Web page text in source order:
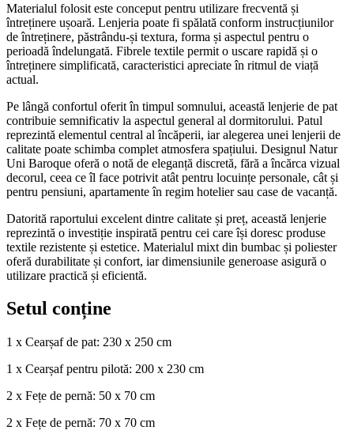
Materialul folosit este conceput pentru utilizare frecventă și
întreținere ușoară. Lenjeria poate fi spălată conform instrucțiunilor
de întreținere, păstrându-și textura, forma și aspectul pentru o
perioadă îndelungată. Fibrele textile permit o uscare rapidă și o
întreținere simplificată, caracteristici apreciate în ritmul de viață
actual.
Pe lângă confortul oferit în timpul somnului, această lenjerie de pat
contribuie semnificativ la aspectul general al dormitorului. Patul
reprezintă elementul central al încăperii, iar alegerea unei lenjerii de
calitate poate schimba complet atmosfera spațiului. Designul Natur
Uni Baroque oferă o notă de eleganță discretă, fără a încărca vizual
decorul, ceea ce îl face potrivit atât pentru locuințe personale, cât și
pentru pensiuni, apartamente în regim hotelier sau case de vacanță.
Datorită raportului excelent dintre calitate și preț, această lenjerie
reprezintă o investiție inspirată pentru cei care își doresc produse
textile rezistente și estetice. Materialul mixt din bumbac și poliester
oferă durabilitate și confort, iar dimensiunile generoase asigură o
utilizare practică și eficientă.
Setul conține
1 x Cearșaf de pat: 230 x 250 cm
1 x Cearșaf pentru pilotă: 200 x 230 cm
2 x Fețe de pernă: 50 x 70 cm
2 x Fețe de pernă: 70 x 70 cm